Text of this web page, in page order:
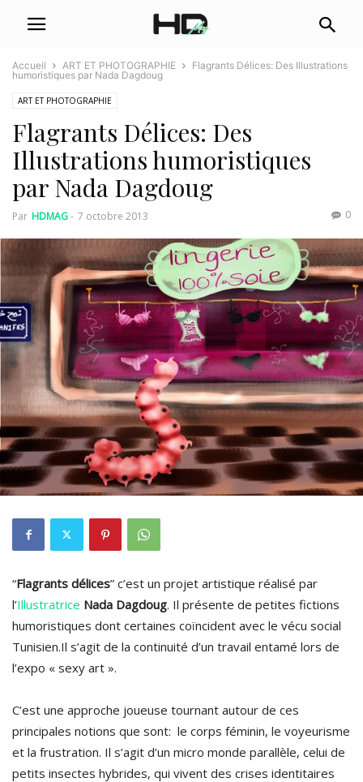
Accueil ART ET PHOTOGRAPHIE
Flagrants Délices: Des Illustrations
humoristiques par Nada Dagdoug
ART ET PHOTOGRAPHIE
Flagrants Délices: Des
Illustrations humoristiques
par Nada Dagdoug
Par HDMAG- 7 octobre 2013 0
“Flagrants délices” c’est un projet artistique réalisé par
l’Illustratrice Nada Dagdoug. Il présente de petites fictions
humoristiques dont certaines coïncident avec le vécu social
Tunisien.Il s’agit de la continuité d’un travail entamé lors de
l’expo « sexy art ».
C’est une approche joueuse tournant autour de ces
principales notions que sont: le corps féminin, le voyeurisme
et la frustration. Il s’agit d’un micro monde parallèle, celui de
petits insectes hybrides, qui vivent des crises identitaires